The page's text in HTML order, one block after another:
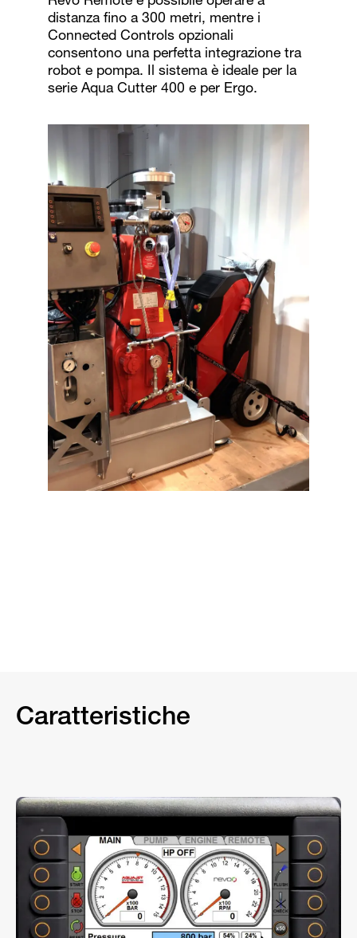
distanza fino a 300 metri, mentre i
Connected Controls opzionali
consentono una perfetta integrazione tra
robot e pompa. Il sistema è ideale per la
serie Aqua Cutter 400 e per Ergo.
Caratteristiche